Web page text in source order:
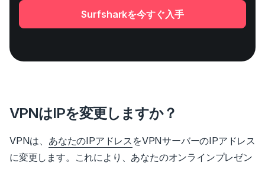
Surfsharkを今すぐ入手
VPNはIPを変更しますか？
VPNは、 あなたのIPアドレス をVPNサーバーのIPアドレス
に変更します。
これにより、あなたのオンラインプレゼン